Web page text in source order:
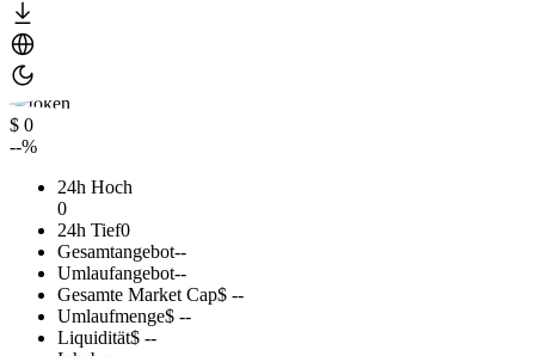
$ 0
--%
24h Hoch
0
24h Tief0
Gesamtangebot--
Umlaufangebot--
Gesamte Market Cap$ --
Umlaufmenge$ --
Liquidität$ --